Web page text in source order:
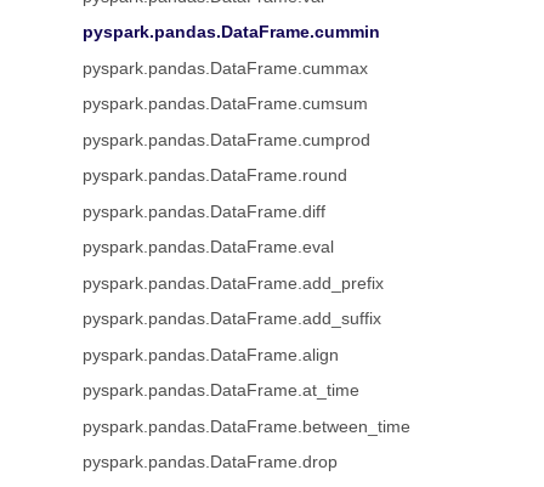
pyspark.pandas.DataFrame.cummin
pyspark.pandas.DataFrame.cummax
pyspark.pandas.DataFrame.cumsum
pyspark.pandas.DataFrame.cumprod
pyspark.pandas.DataFrame.round
pyspark.pandas.DataFrame.diff
pyspark.pandas.DataFrame.eval
pyspark.pandas.DataFrame.add_prefix
pyspark.pandas.DataFrame.add_suffix
pyspark.pandas.DataFrame.align
pyspark.pandas.DataFrame.at_time
pyspark.pandas.DataFrame.between_time
pyspark.pandas.DataFrame.drop